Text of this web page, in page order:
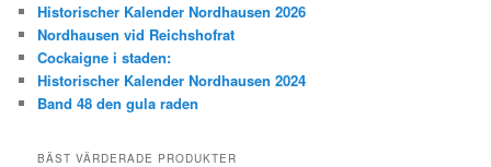
Historischer Kalender Nordhausen 2026
Nordhausen vid Reichshofrat
Cockaigne i staden:
Historischer Kalender Nordhausen 2024
Band 48 den gula raden
BÄST VÄRDERADE PRODUKTER